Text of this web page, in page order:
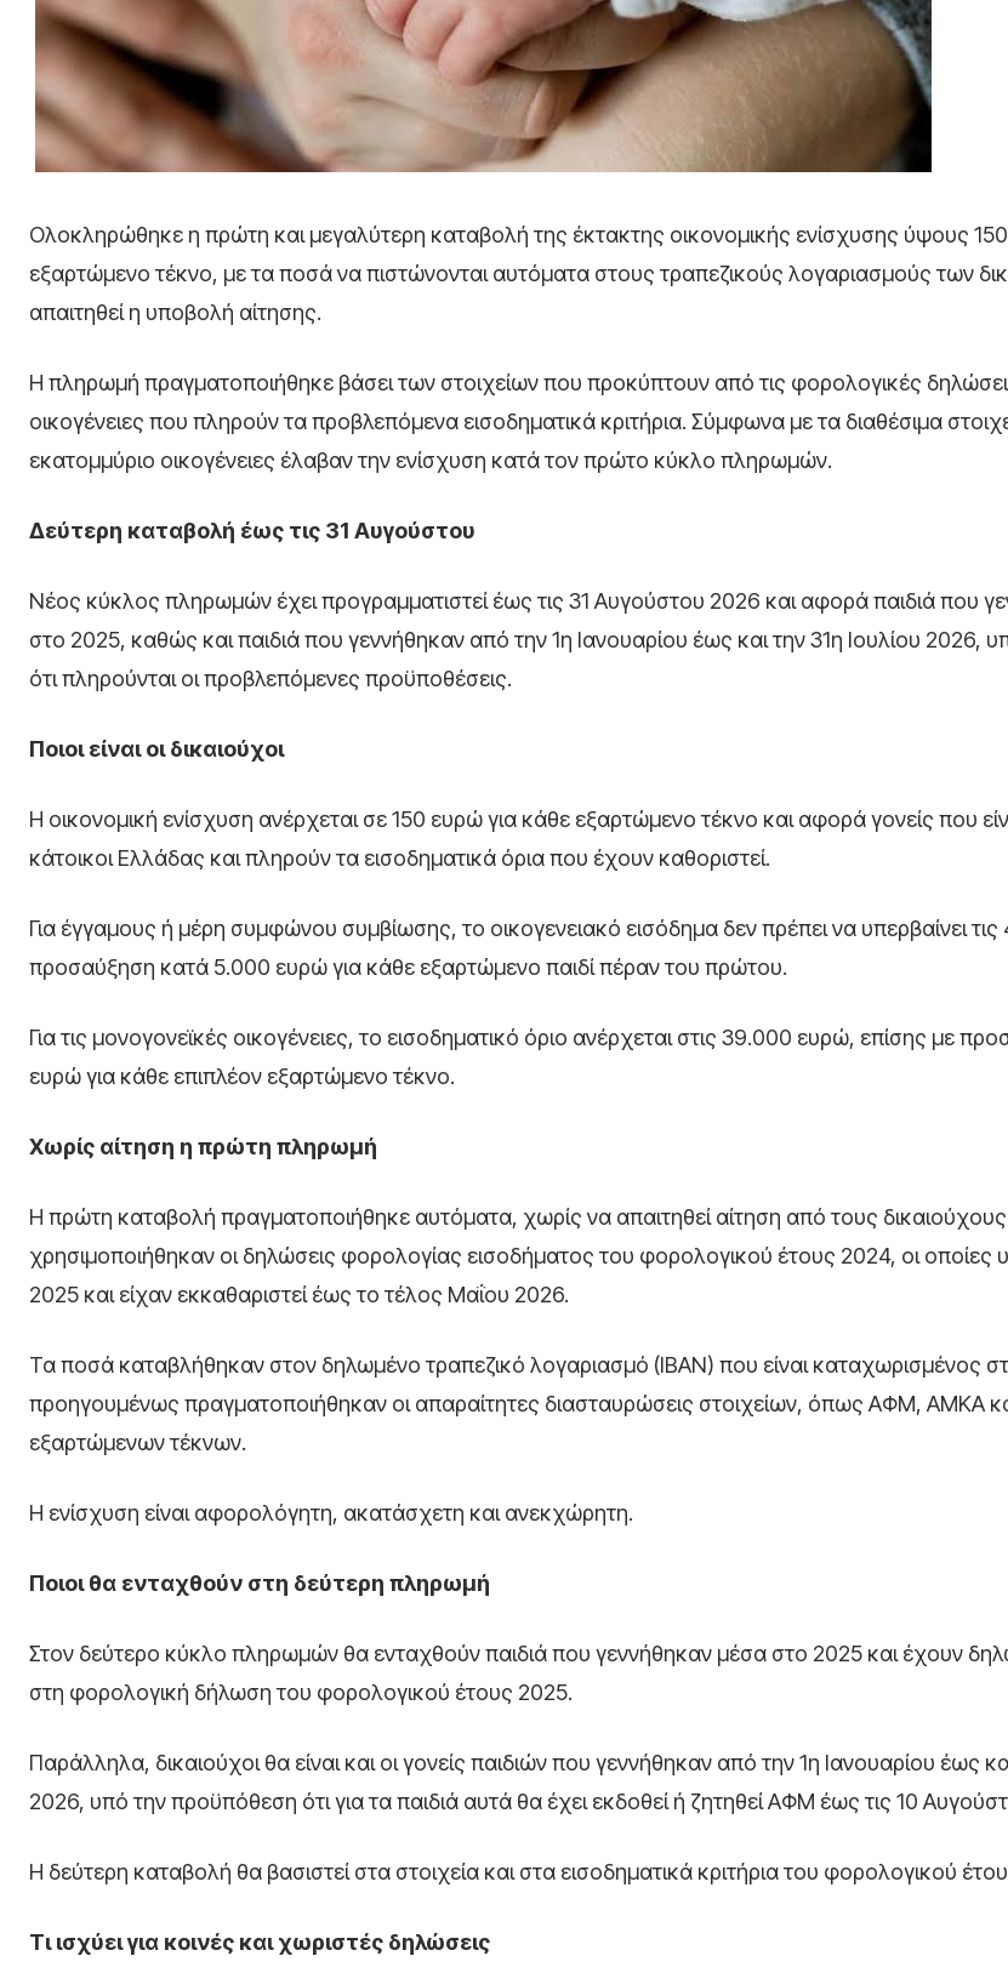
Ολοκληρώθηκε η πρώτη και μεγαλύτερη καταβολή της έκτακτης οικονομικής ενίσχυσης ύψους
εξαρτώμενο τέκνο, με τα ποσά να πιστώνονται αυτόματα στους τραπεζικούς λογαριασμούς των
απαιτηθεί η υποβολή αίτησης.
Η πληρωμή πραγματοποιήθηκε βάσει των στοιχείων που προκύπτουν από τις φορολογικές
οικογένειες που πληρούν τα προβλεπόμενα εισοδηματικά κριτήρια. Σύμφωνα με τα διαθέσιμα
εκατομμύριο οικογένειες έλαβαν την ενίσχυση κατά τον πρώτο κύκλο πληρωμών.
Δεύτερη καταβολή έως τις 31 Αυγούστου
Νέος κύκλος πληρωμών έχει προγραμματιστεί έως τις 31 Αυγούστου 2026 και αφορά παιδιά που
στο 2025, καθώς και παιδιά που γεννήθηκαν από την 1η Ιανουαρίου έως και την 31η Ιουλίου 2026,
ότι πληρούνται οι προβλεπόμενες προϋποθέσεις.
Ποιοι είναι οι δικαιούχοι
Η οικονομική ενίσχυση ανέρχεται σε 150 ευρώ για κάθε εξαρτώμενο τέκνο και αφορά γονείς που
κάτοικοι Ελλάδας και πληρούν τα εισοδηματικά όρια που έχουν καθοριστεί.
Για έγγαμους ή μέρη συμφώνου συμβίωσης, το οικογενειακό εισόδημα δεν πρέπει να υπερβαίνει
προσαύξηση κατά 5.000 ευρώ για κάθε εξαρτώμενο παιδί πέραν του πρώτου.
Για τις μονογονεϊκές οικογένειες, το εισοδηματικό όριο ανέρχεται στις 39.000 ευρώ, επίσης με
ευρώ για κάθε επιπλέον εξαρτώμενο τέκνο.
Χωρίς αίτηση η πρώτη πληρωμή
Η πρώτη καταβολή πραγματοποιήθηκε αυτόματα, χωρίς να απαιτηθεί αίτηση από τους
χρησιμοποιήθηκαν οι δηλώσεις φορολογίας εισοδήματος του φορολογικού έτους 2024, οι οποίες
2025 και είχαν εκκαθαριστεί έως το τέλος Μαΐου 2026.
Τα ποσά καταβλήθηκαν στον δηλωμένο τραπεζικό λογαριασμό (IBAN) που είναι καταχωρισμένος
προηγουμένως πραγματοποιήθηκαν οι απαραίτητες διασταυρώσεις στοιχείων, όπως ΑΦΜ, ΑΜΚΑ
εξαρτώμενων τέκνων.
Η ενίσχυση είναι αφορολόγητη, ακατάσχετη και ανεκχώρητη.
Ποιοι θα ενταχθούν στη δεύτερη πληρωμή
Στον δεύτερο κύκλο πληρωμών θα ενταχθούν παιδιά που γεννήθηκαν μέσα στο 2025 και έχουν
στη φορολογική δήλωση του φορολογικού έτους 2025.
Παράλληλα, δικαιούχοι θα είναι και οι γονείς παιδιών που γεννήθηκαν από την 1η Ιανουαρίου έως
2026, υπό την προϋπόθεση ότι για τα παιδιά αυτά θα έχει εκδοθεί ή ζητηθεί ΑΦΜ έως τις 10
Η δεύτερη καταβολή θα βασιστεί στα στοιχεία και στα εισοδηματικά κριτήρια του φορολογικού
Τι ισχύει για κοινές και χωριστές δηλώσεις